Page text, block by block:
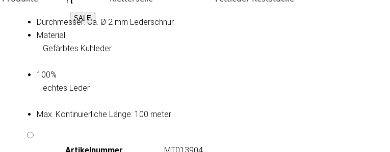
SALE
Durchmesser: Ca. Ø 2 mm Lederschnur.
Material:
.
100%
Max. Kontinuierliche Länge: 100 meter